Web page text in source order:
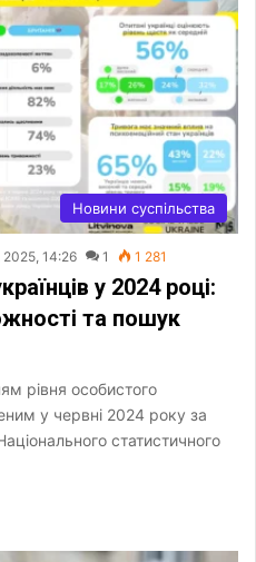
Новини суспільства
14:26 1 1 281
у 2024 році:
та пошук
рівня особистого
у червні 2024 року за
статистичного